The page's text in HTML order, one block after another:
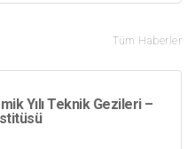
Tüm Haberler
Yılı Teknik Gezileri –